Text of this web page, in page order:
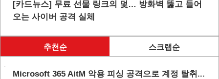
[카드뉴스] 무료 선물 링크의 덫… 방화벽 뚫고 들어
오는 사이버 공격 실체
추천순 스크랩순
Microsoft 365 AitM 악용 피싱 공격으로 계정 탈취...